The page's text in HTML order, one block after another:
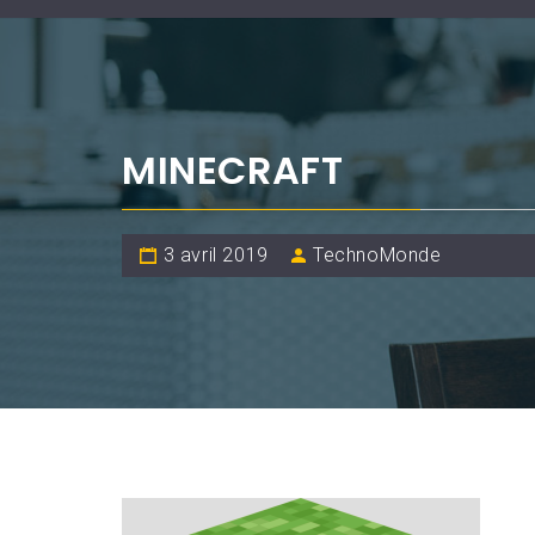
MINECRAFT
3 avril 2019 TechnoMonde